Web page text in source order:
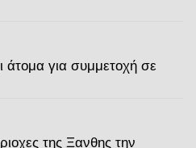
άτομα για συμμετοχή σε
της Ξανθης την